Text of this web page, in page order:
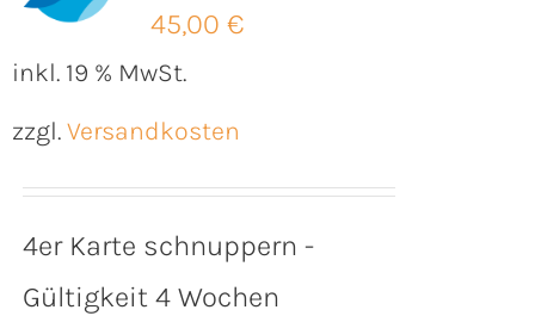
45,00 €
inkl. 19 % MwSt.
zzgl. Versandkosten
4er Karte schnuppern -
Gültigkeit 4 Wochen